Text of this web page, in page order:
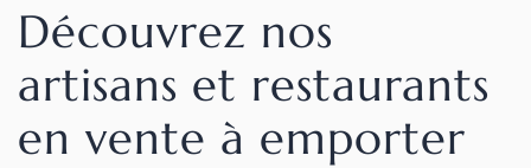
Découvrez nos
artisans et restaurants
en vente à emporter